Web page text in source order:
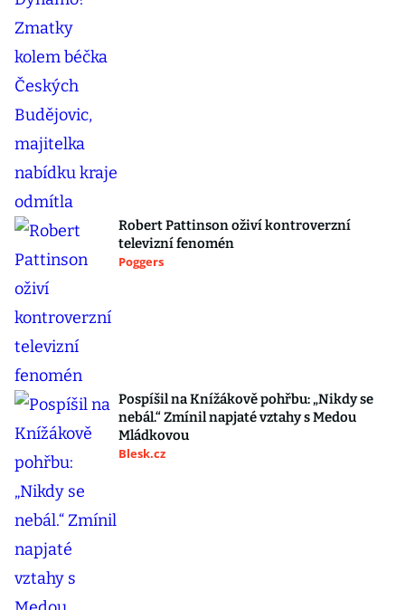
Robert Pattinson oživí kontroverzní
televizní fenomén
Poggers
Pospíšil na Knížákově pohřbu: „Nikdy se
nebál.“ Zmínil napjaté vztahy s Medou
Mládkovou
Blesk.cz